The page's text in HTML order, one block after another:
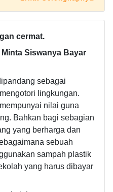
cermat.
Siswanya Bayar
sebagai
lingkungan.
nilai guna
Bahkan bagi sebagian
yang berharga dan
sebuah
sampah plastik
yang harus dibayar